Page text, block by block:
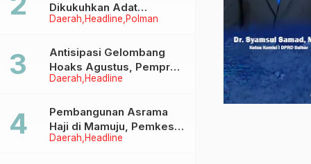
Daerah Headline Polman
Dikukuhkan Adat
Balanipa, Raih Gelar Sulo
Daerah Headline
Antisipasi Gelombang
Hoaks Agustus, Pemprov
Sulbar Ajak Warga Jaga
Daerah Headline
Pembangunan Asrama
Haji di Mamuju, Pemkesra
dan Kementerian Haji